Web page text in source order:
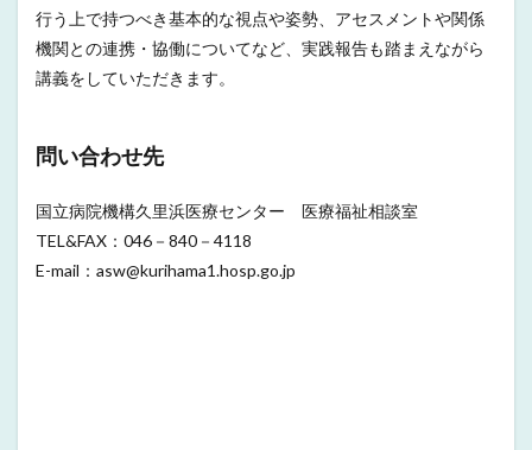
行う上で持つべき基本的な視点や姿勢、アセスメントや関係
機関との連携・協働についてなど、実践報告も踏まえながら
講義をしていただきます。
問い合わせ先
国立病院機構久里浜医療センター 医療福祉相談室
TEL&FAX：046－840－4118
E-mail：asw@kurihama1.hosp.go.jp